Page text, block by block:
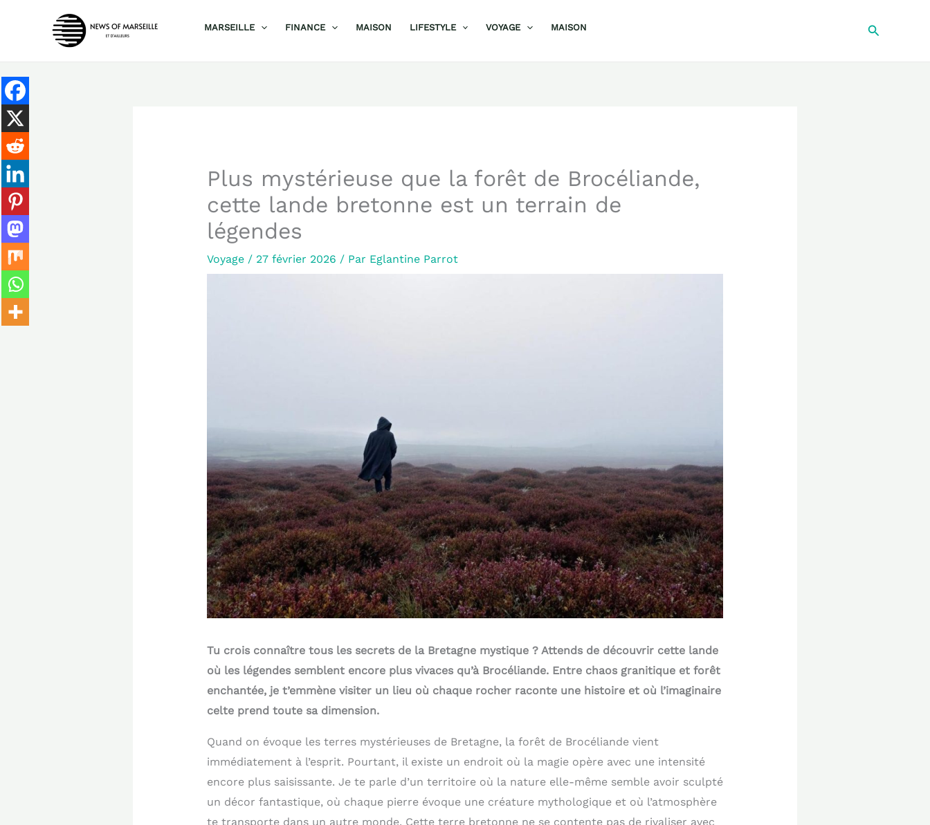
MARSEILLE FINANCE MAISON LIFESTYLE VOYAGE MAISON
Plus mystérieuse que la forêt de Brocéliande,
cette lande bretonne est un terrain de
légendes
Voyage/ 27 février 2026 / Par Eglantine Parrot
Tu crois connaître tous les secrets de la Bretagne mystique ? Attends de découvrir cette lande
où les légendes semblent encore plus vivaces qu’à Brocéliande. Entre chaos granitique et forêt
enchantée, je t’emmène visiter un lieu où chaque rocher raconte une histoire et où l’imaginaire
celte prend toute sa dimension.
Quand on évoque les terres mystérieuses de Bretagne, la forêt de Brocéliande vient
immédiatement à l’esprit. Pourtant, il existe un endroit où la magie opère avec une intensité
encore plus saisissante. Je te parle d’un territoire où la nature elle-même semble avoir sculpté
un décor fantastique, où chaque pierre évoque une créature mythologique et où l’atmosphère
te transporte dans un autre monde. Cette terre bretonne ne se contente pas de rivaliser avec